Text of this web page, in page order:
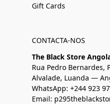
Gift Cards
CONTACTA-NOS
The Black Store
Rua Pedro Bernardes,
Alvalade, Luanda —
WhatsApp: +244 923
Email: